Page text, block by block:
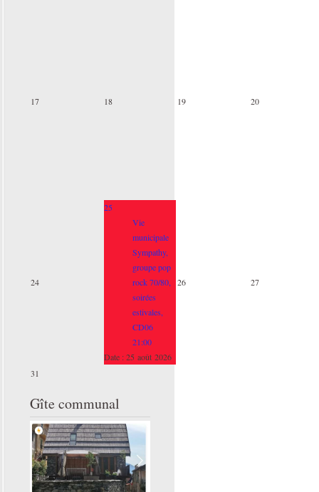
17 18 19 20
24
25
Vie
municipale
Sympathy,
groupe pop
rock 70/80,
soirées
estivales,
CD06
21:00
Date :25 août 2026
26 27
31
Gîte communal